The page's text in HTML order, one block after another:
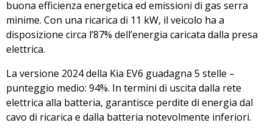
buona efficienza energetica ed emissioni di gas serra
minime. Con una ricarica di 11 kW, il veicolo ha a
disposizione circa l’87% dell’energia caricata dalla presa
elettrica.
La versione 2024 della Kia EV6 guadagna 5 stelle –
punteggio medio: 94%. In termini di uscita dalla rete
elettrica alla batteria, garantisce perdite di energia dal
cavo di ricarica e dalla batteria notevolmente inferiori.